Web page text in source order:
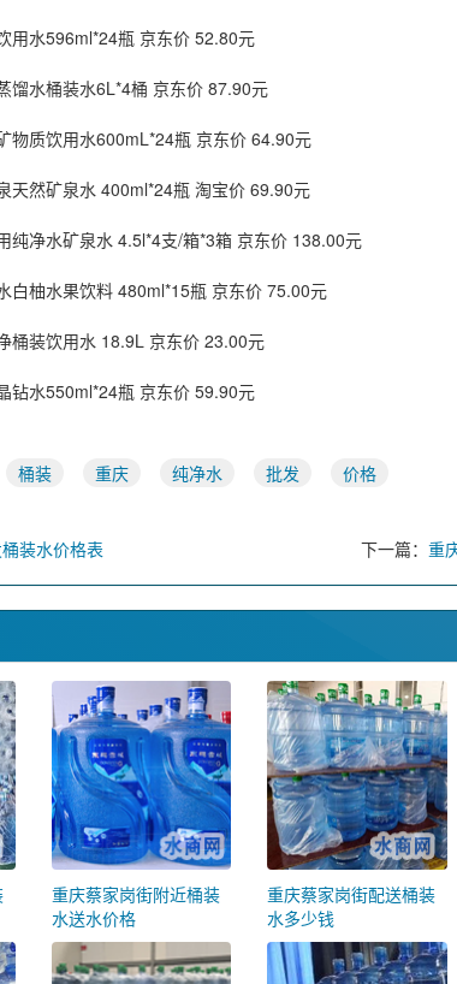
用水596ml*24瓶 京东价 52.80元
馏水桶装水6L*4桶 京东价 87.90元
物质饮用水600mL*24瓶 京东价 64.90元
天然矿泉水 400ml*24瓶 淘宝价 69.90元
纯净水矿泉水 4.5l*4支/箱*3箱 京东价 138.00元
白柚水果饮料 480ml*15瓶 京东价 75.00元
桶装饮用水 18.9L 京东价 23.00元
钻水550ml*24瓶 京东价 59.90元
桶装 重庆 纯净水 批发 价格
装水价格表 下一篇： 重
重庆蔡家岗街附近桶装
水送水价格
重庆蔡家岗街配送桶装
水多少钱